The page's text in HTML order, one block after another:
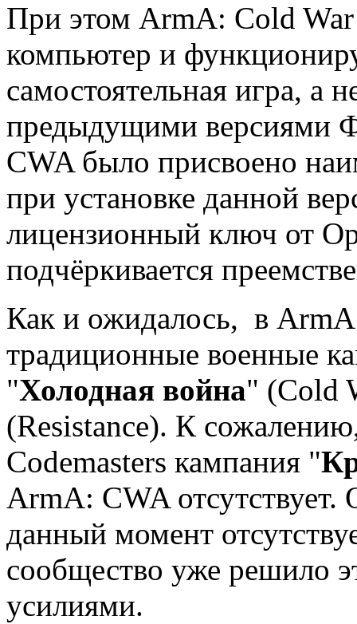
При этом ArmA: Cold War
компьютер и
самостоятельная игра, а
предыдущими версиями
CWA было присвоено
при установке данной
лицензионный ключ от
подчёркивается
Как и ожидалось, в
традиционные военные
"Холодная война" (Cold
(Resistance). К сожалению,
Codemasters кампания "
ArmA: CWA отсутствует.
данный момент
сообщество уже решило
усилиями.